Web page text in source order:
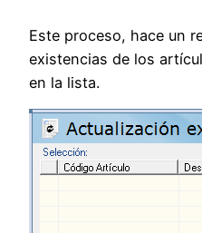
Este proceso, hace un
existencias de los
en la lista.